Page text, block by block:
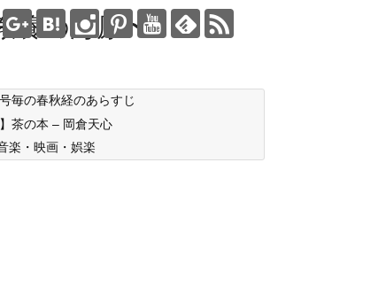
養の海原〜
毎の春秋経のあらすじ
】茶の本 – 岡倉天心
楽・映画・娯楽